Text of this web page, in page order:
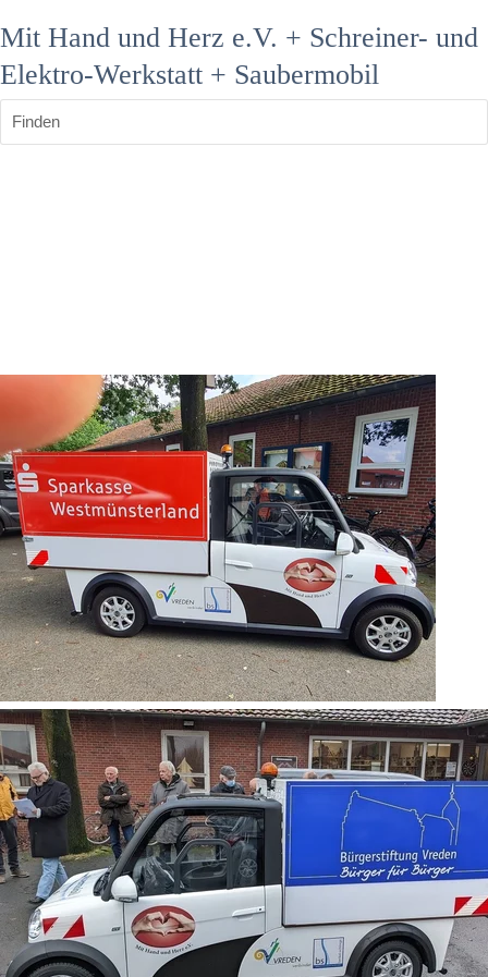
Mit Hand und Herz e.V. + Schreiner- und
Elektro-Werkstatt + Saubermobil
Finden